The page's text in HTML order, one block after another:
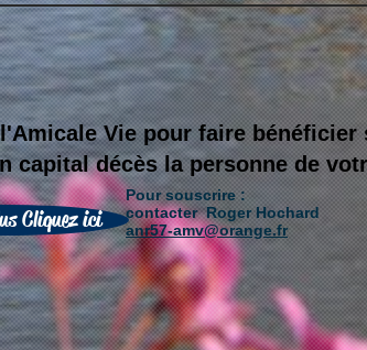
Vie pour faire bénéficier
capital décès la personne de
Cliquez ici
Pour souscrire :
contacter Roger Hochard
anr57-amv@orange.fr